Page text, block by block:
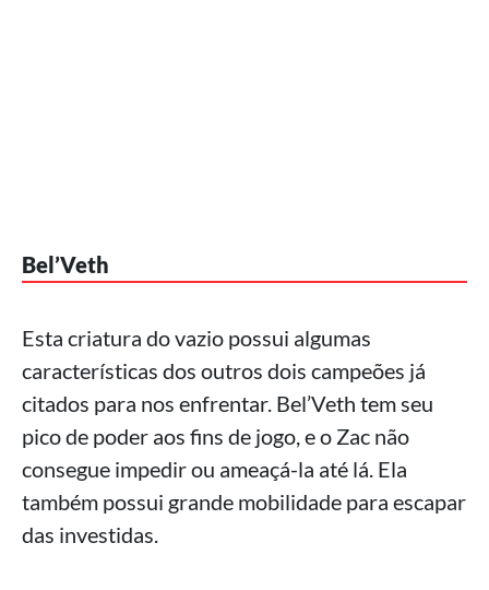
Bel’Veth
Esta criatura do vazio possui algumas
características dos outros dois campeões já
citados para nos enfrentar. Bel’Veth tem seu
pico de poder aos fins de jogo, e o Zac não
consegue impedir ou ameaçá-la até lá. Ela
também possui grande mobilidade para escapar
das investidas.